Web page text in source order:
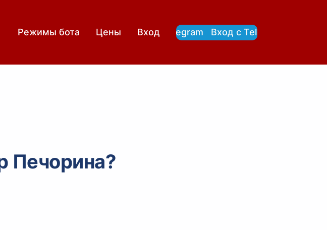
Режимы бота Цены Вход
Вход с Telegram Вход с Telegram
Печорина?